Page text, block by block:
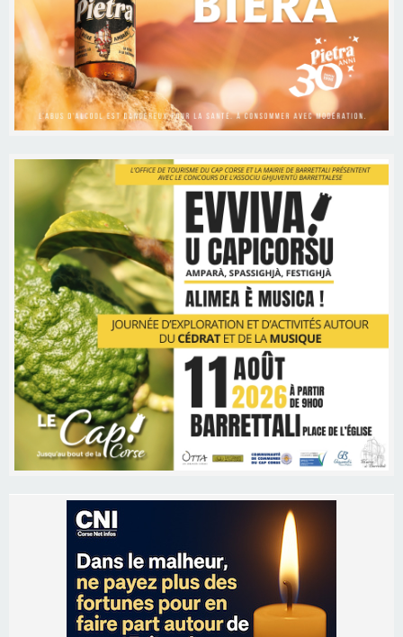
Les brèves
06/08/2026 15:57
Ucciani – Marché des producteurs à Cruculi le